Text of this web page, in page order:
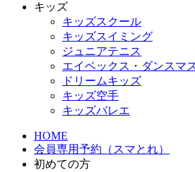
キッズ
キッズスクール
キッズスイミング
ジュニアテニス
エイベックス・ダンスマ
ドリームキッズ
キッズ空手
キッズバレエ
HOME
会員専用予約（スマとれ）
初めての方